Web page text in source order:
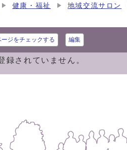
健康・福祉 地域交流サロン
ージをチェックする 編集
録されていません。